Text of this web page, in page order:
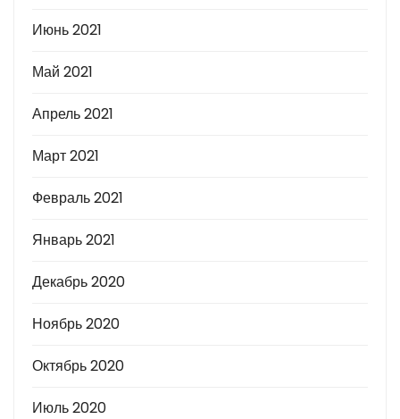
Июнь 2021
Май 2021
Апрель 2021
Март 2021
Февраль 2021
Январь 2021
Декабрь 2020
Ноябрь 2020
Октябрь 2020
Июль 2020